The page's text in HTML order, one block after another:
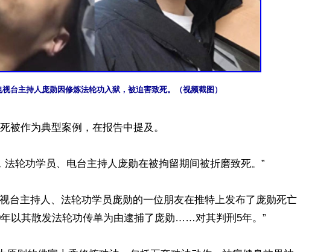
视台主持人庞勋因修炼法轮功入狱，被迫害致死。（视频截图）
被作为典型案例，在报告中提及。
法轮功学员、电台主持人庞勋在被拘留期间被折磨致死。”
台主持人、法轮功学员庞勋的一位朋友在推特上发布了庞勋死亡
以其散发法轮功传单为由逮捕了庞勋……对其判刑5年。”